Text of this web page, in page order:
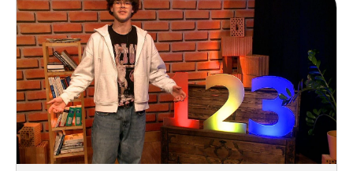
Optionen des Benutzers
Cookie Laufzeit:
1 Jahr
EXTERNE MEDIEN
Um Inhalte von Videoplattformen und Social Media
Plattformen anzeigen zu können, werden von diesen